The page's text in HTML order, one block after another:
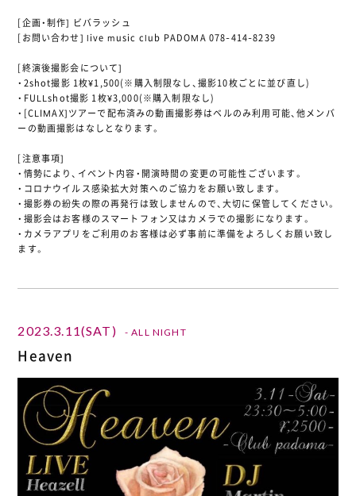
[企画・制作] ビバラッシュ
[お問い合わせ] live music club PADOMA 078-414-8239
[終演後撮影会について]
・2shot撮影 1枚¥1,500(※購入制限なし、撮影10枚ごとに並び直し)
・FULLshot撮影 1枚¥3,000(※購入制限なし)
・[CLIMAX]ツアーで配布済みの動画撮影券はベルのみ利用可能、他メンバ
ーの動画撮影はなしとなります。
[注意事項]
・情勢により、イベント内容・開演時間の変更の可能性ございます。
・コロナウイルス感染拡大対策へのご協力をお願い致します。
・撮影券の紛失の際の再発行は致しませんので、大切に保管してください。
・撮影会はお客様のスマートフォン又はカメラでの撮影になります。
・カメラアプリをご利用のお客様は必ず事前に準備をよろしくお願い致し
ます。
2023.3.11(SAT) - ALL NIGHT
Heaven